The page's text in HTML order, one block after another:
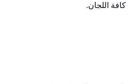
كافة اللجان.